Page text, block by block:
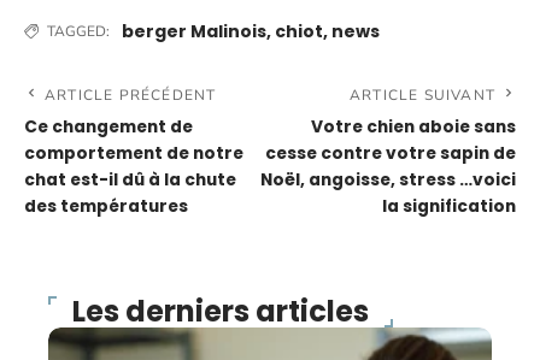
TAGGED: berger Malinois, chiot, news
ARTICLE PRÉCÉDENT
Ce changement de
comportement de notre
chat est-il dû à la chute
des températures
ARTICLE SUIVANT
Votre chien aboie sans
cesse contre votre sapin de
Noël, angoisse, stress …voici
la signification
Les derniers articles